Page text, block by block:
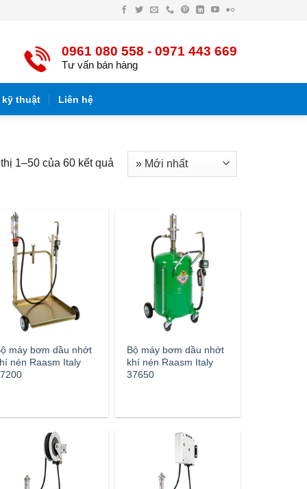
Facebook
TwitterEmailĐiện
PinterestLinkedInYouTube
Flickr
0961 080 558 - 0971 443 669
Tư vấn bán hàng
kỹ thuật Liên hệ
1–50 của 60 kết quả
máy bơm dầu nhớt
nén Raasm Italy
Bộ máy bơm dầu nhớt
khí nén Raasm Italy
37650